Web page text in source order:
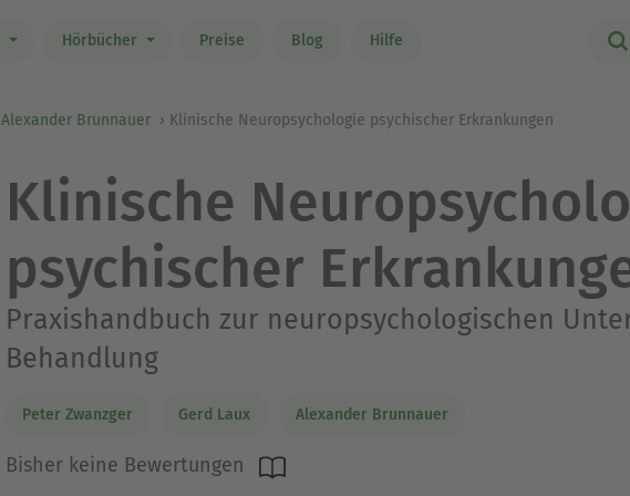
Hörbücher Preise Blog Hilfe
Alexander Brunnauer Klinische Neuropsychologie psychischer Erkrankungen
Klinische
psychischer
Praxishandbuch zur neuropsychologischen
Behandlung
Peter Zwanzger Gerd Laux Alexander Brunnauer
Bisher keine Bewertungen